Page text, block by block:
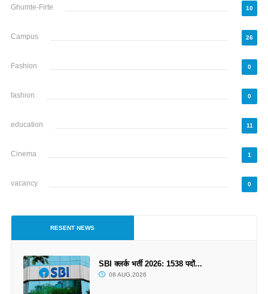
Ghumte-Firte 10
Campus 26
Fashion 0
fashion 0
education 11
Cinema 1
vacancy 0
RESENT NEWS
SBI क्लर्क भर्ती 2026: 1538 पदों...
08 AUG,2026